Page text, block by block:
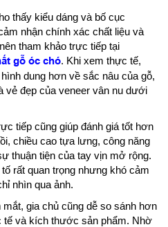
thấy kiểu dáng và bố cục
nhận chính xác chất liệu và
tham khảo trực tiếp tại
gỗ óc chó. Khi xem thực tế,
dung hơn về sắc nâu của gỗ,
vẻ đẹp của veneer vân nu dưới
tiếp cũng giúp đánh giá tốt hơn
chiều cao tựa lưng, công năng
thuận tiện của tay vịn mở rộng.
rất quan trọng nhưng khó cảm
nhìn qua ảnh.
gia chủ cũng dễ so sánh hơn
tế và kích thước sản phẩm. Nhờ